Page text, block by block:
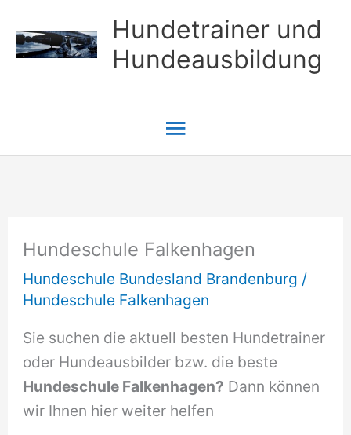
Inhalt
springen
Hundetrainer und
Hundeausbildung
Hauptmenü
Hundeschule Falkenhagen
Hundeschule Bundesland Brandenburg /
Hundeschule Falkenhagen
Sie suchen die aktuell besten Hundetrainer
oder Hundeausbilder bzw. die beste
Hundeschule Falkenhagen? Dann können
wir Ihnen hier weiter helfen